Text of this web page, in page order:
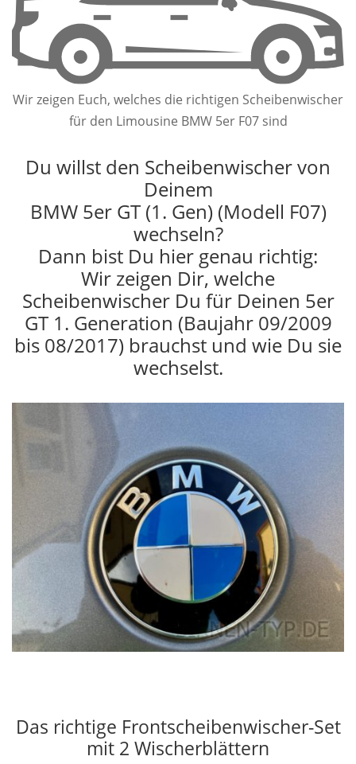
Wir zeigen Euch, welches die richtigen Scheibenwischer
für den Limousine BMW 5er F07 sind
Du willst den Scheibenwischer von
Deinem
BMW 5er GT (1. Gen) (Modell F07)
wechseln?
Dann bist Du hier genau richtig:
Wir zeigen Dir, welche
Scheibenwischer Du für Deinen 5er
GT 1. Generation (Baujahr 09/2009
bis 08/2017) brauchst und wie Du sie
wechselst.
Das richtige Frontscheibenwischer-Set
mit 2 Wischerblättern